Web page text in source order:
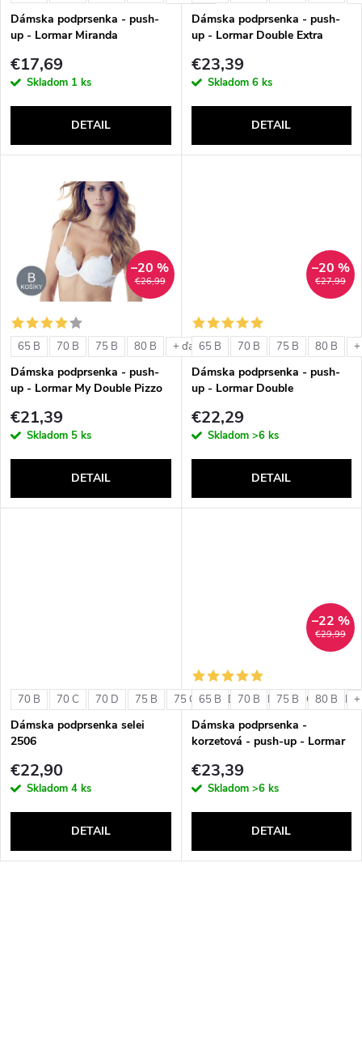
p
r
d
t
o
v
p
r
o
d
t
o
v
Dámska podprsenka - push-
up - Lormar Miranda
€17,69
Skladom 1 ks
DETAIL
Dámska podprsenka - push-
up - Lormar Double Extra
€23,39
Skladom 6 ks
DETAIL
€26,99
–20 %
65 B 70 B 75 B 80 B + ďalšie
Dámska podprsenka - push-
up - Lormar My Double Pizzo
€21,39
Skladom 5 ks
DETAIL
€27,99
–20 %
65 B 70 B 75 B 80 B
Dámska podprsenka - push-
up - Lormar Double
€22,29
Skladom >6 ks
DETAIL
70 B 70 C 70 D 75 B 75 C 75 D 80 B 80 C 80 D
Dámska podprsenka selei
2506
€22,90
Skladom 4 ks
DETAIL
€29,99
–22 %
65 B 70 B 75 B 80 B
Dámska podprsenka -
korzetová - push-up - Lormar
€23,39
Skladom >6 ks
DETAIL